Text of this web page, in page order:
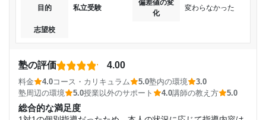
通年
通塾頻度
週1日
1日あたりの授業時間
1時間～2時間未満
通っていた設備が特にいいとも感じなかった。設備があまり
塾周辺の環境
てはあまり良くないと感じる
授業以外のサポート
(相談・面談、家庭学習のサポート、授業以外のコミュニケーション等)
塾長も適当で流れ作業になっていると感じた。先生たちのサ
ポートはあまりないと感じた。
目的 私立受験
偏差値の変
化
変わらなかった
志望校
塾の評価 4.00
料金 4.0コース・カリキュラム 5.0塾内の環境
3.0
塾周辺の環境
5.0授業以外のサポート 4.0講師の教え方 5.0
総合的な満足度